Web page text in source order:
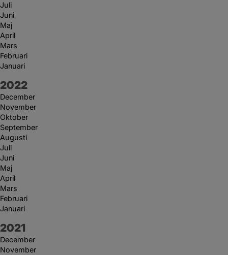
Juli
Juni
Maj
April
Mars
Februari
Januari
År:
2022
December
November
Oktober
September
Augusti
Juli
Juni
Maj
April
Mars
Februari
Januari
År:
2021
December
November